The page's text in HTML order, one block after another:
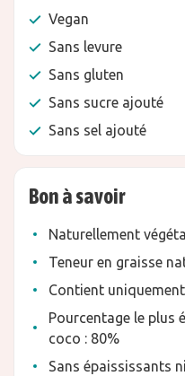
Vegan
Sans levure
Sans gluten
Sans sucre ajouté
Sans sel ajouté
Bon à savoir
Naturellement
Teneur en graisse
Contient
Pourcentage le plus
coco : 80%
Sans épaississants